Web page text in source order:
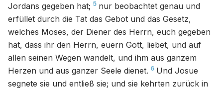
Jordans gegeben hat; 5 nur beobachtet genau und
erfüllet durch die Tat das Gebot und das Gesetz,
welches Moses, der Diener des Herrn, euch gegeben
hat, dass ihr den Herrn, euern Gott, liebet, und auf
allen seinen Wegen wandelt, und ihm aus ganzem
Herzen und aus ganzer Seele dienet. 6 Und Josue
segnete sie und entließ sie; und sie kehrten zurück in